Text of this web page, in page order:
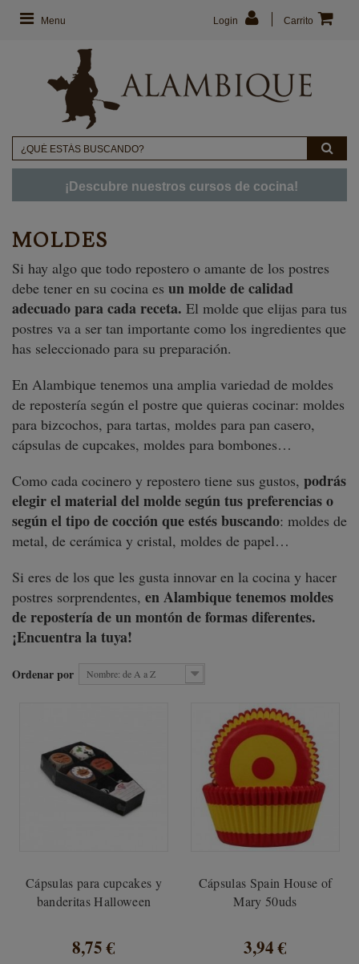
Menu Carrito
Login
¡Descubre nuestros cursos de cocina!
MOLDES
Si hay algo que todo repostero o amante de los postres
debe tener en su cocina es un molde de calidad
adecuado para cada receta. El molde que elijas para tus
postres va a ser tan importante como los ingredientes que
has seleccionado para su preparación.
En Alambique tenemos una amplia variedad de moldes
de repostería según el postre que quieras cocinar: moldes
para bizcochos, para tartas, moldes para pan casero,
cápsulas de cupcakes, moldes para bombones…
Como cada cocinero y repostero tiene sus gustos, podrás
elegir el material del molde según tus preferencias o
según el tipo de cocción que estés buscando: moldes de
metal, de cerámica y cristal, moldes de papel…
Si eres de los que les gusta innovar en la cocina y hacer
postres sorprendentes, en Alambique tenemos moldes
de repostería de un montón de formas diferentes.
¡Encuentra la tuya!
Ordenar por Nombre: de A a Z
Cápsulas para cupcakes y
banderitas Halloween
8,75 €
Cápsulas Spain House of
Mary 50uds
3,94 €